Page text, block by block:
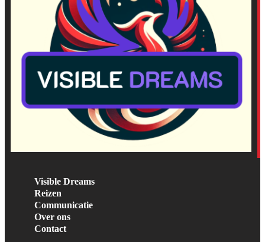
Visible Dreams
Reizen
Communicatie
Over ons
Contact